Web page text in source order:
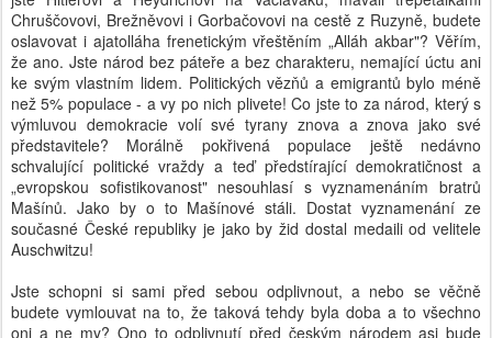
Chruščovovi, Brežněvovi i Gorbačovovi na cestě z Ruzyně, budete
oslavovat i ajatolláha frenetickým vřeštěním „Alláh akbar"? Věřím,
že ano. Jste národ bez páteře a bez charakteru, nemající úctu ani
ke svým vlastním lidem. Politických vězňů a emigrantů bylo méně
než 5% populace - a vy po nich plivete! Co jste to za národ, který s
výmluvou demokracie volí své tyrany znova a znova jako své
představitele? Morálně pokřivená populace ještě nedávno
schvalující politické vraždy a teď předstírající demokratičnost a
„evropskou sofistikovanost" nesouhlasí s vyznamenáním bratrů
Mašínů. Jako by o to Mašínové stáli. Dostat vyznamenání ze
současné České republiky je jako by žid dostal medaili od velitele
Auschwitzu!
Jste schopni si sami před sebou odplivnout, a nebo se věčně
budete vymlouvat na to, že taková tehdy byla doba a to všechno
oni a ne my? Ono to odplivnutí před českým národem asi bude